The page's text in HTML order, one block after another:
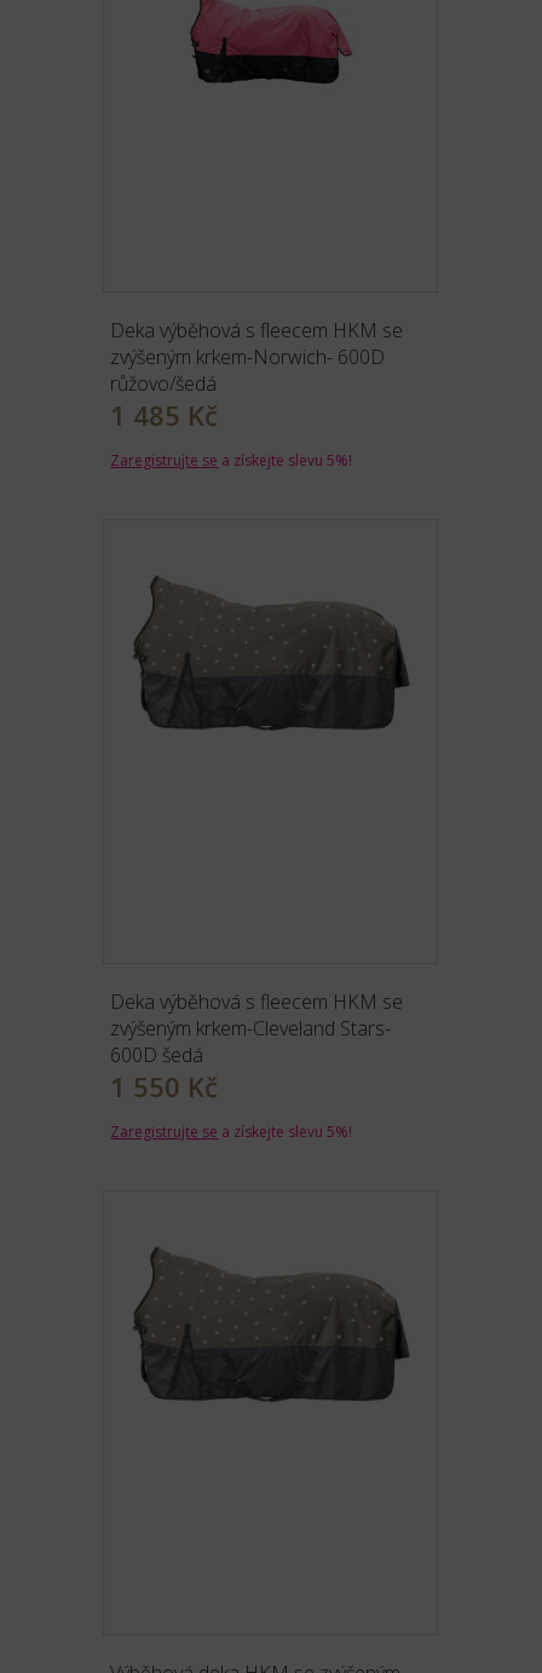
Deka výběhová s fleecem HKM se
zvýšeným krkem-Norwich- 600D
růžovo/šedá
1 485 Kč
Zaregistrujte se a získejte slevu 5%!
Deka výběhová s fleecem HKM se
zvýšeným krkem-Cleveland Stars-
600D šedá
1 550 Kč
Zaregistrujte se a získejte slevu 5%!